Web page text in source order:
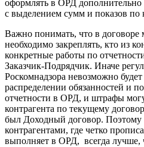
оформлять в ОРД дополнительно
с выделением сумм и показов по
Важно понимать, что в договоре
необходимо закреплять, кто из
конкретные работы по
Заказчик-Подрядчик. Иначе
Роскомнадзора невозможно
распределении обязанностей и
отчетности в ОРД, и штрафы
контрагента по текущему
был Доходный договор. Поэтому
контрагентами, где четко
выполняет в ОРД, всегда лучше,